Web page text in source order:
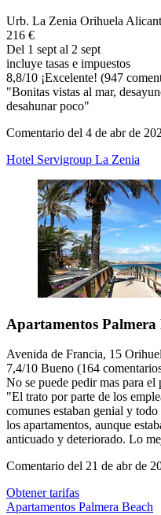
Urb. La Zenia Orihuela
216 €
Del 1 sept al 2 sept
incluye tasas e impuestos
8,8/10 ¡Excelente! (947
"Bonitas vistas al mar,
desahunar poco"
Comentario del 4 de abr de
Hotel Servigroup La Zenia
Apartamentos Palmera
Avenida de Francia, 15
7,4/10 Bueno (164
No se puede pedir mas para el
"El trato por parte de los
comunes estaban genial y
los apartamentos, aunque
anticuado y deteriorado. Lo
Comentario del 21 de abr de
Obtener tarifas
Apartamentos Palmera Beach